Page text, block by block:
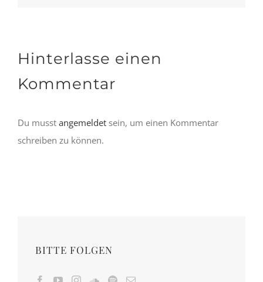
Hinterlasse einen
Kommentar
Du musst angemeldet sein, um einen Kommentar
schreiben zu können.
BITTE FOLGEN